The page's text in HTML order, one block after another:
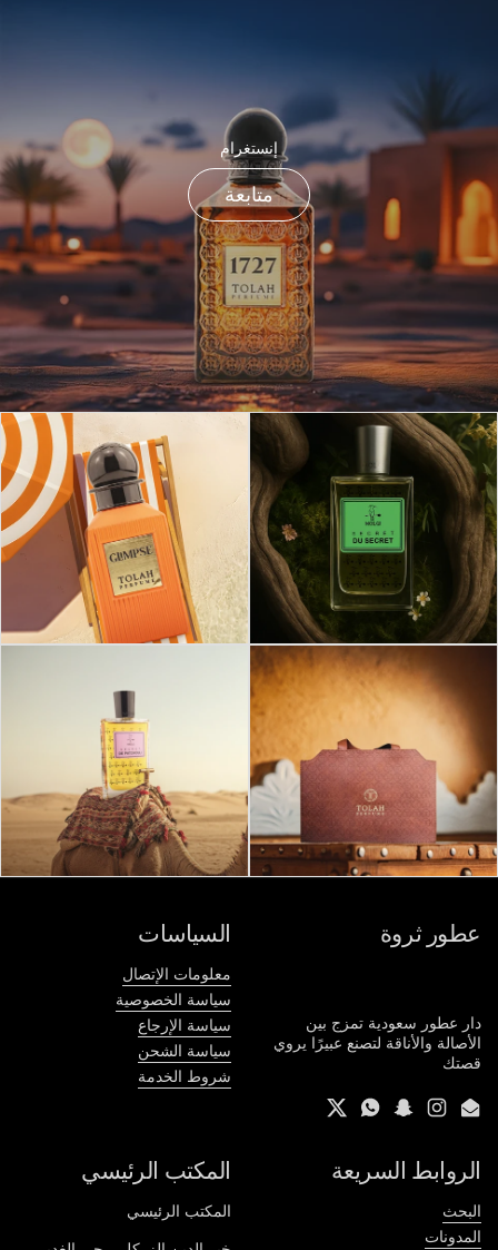
إنستغرام
متابعة
عطور ثروة
دار عطور سعودية تمزج بين
الأصالة والأناقة لتصنع عبيرًا يروي
قصتك
Email
Instagram
Snapchat
WhatsApp
Twitter
السياسات
معلومات الإتصال
سياسة الخصوصية
سياسة الإرجاع
سياسة الشحن
شروط الخدمة
الروابط السريعة
البحث
المدونات
المكتب الرئيسي
المكتب الرئيسي